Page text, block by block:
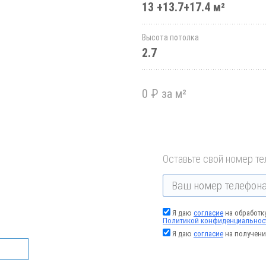
13 +13.7+17.4 м²
Высота потолка
2.7
0 ₽ за м²
Оставьте свой номер
Я даю согласие на
Политикой
Я даю согласие на